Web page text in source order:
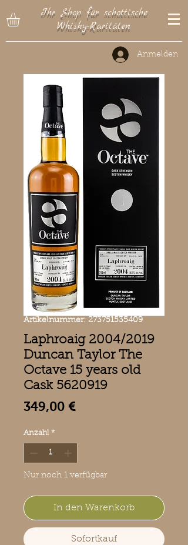
Ihr Shop für schottische
Whisky-Raritäten
Anmelden
Artikelnummer: 273751535409
Laphroaig 2004/2019
Duncan Taylor The
Octave 15 years old
Cask 5620919
349,00 €Preis
Anzahl *
Nur noch 1 verfügbar
In den Warenkorb
Sofortkauf